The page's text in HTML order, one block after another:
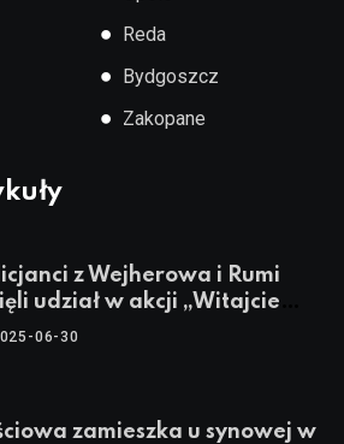
● Reda
● Bydgoszcz
● Zakopane
z Wejherowa i Rumi
udział w akcji „Witajcie
06-30
zamieszka u synowej w